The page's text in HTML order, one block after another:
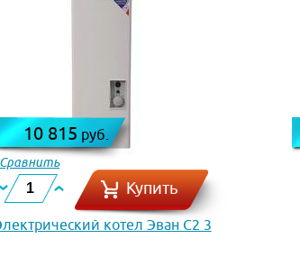
10 815 руб.
Сравнить
Купить
котел Эван С2 3